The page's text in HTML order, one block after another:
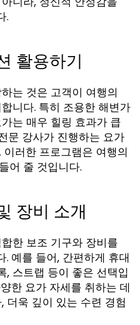
.
활용하기
는 것은 고객이 여행의
니다. 특히 조용한 해변가
는 매우 힐링 효과가 큽
문 강사가 진행하는 요가
러한 프로그램은 여행의
어 줄 것입니다.
장비 소개
한 보조 기구와 장비를
예를 들어, 간편하게 휴대
, 스트랩 등이 좋은 선택입
한 요가 자세를 취하는 데
더욱 깊이 있는 수련 경험